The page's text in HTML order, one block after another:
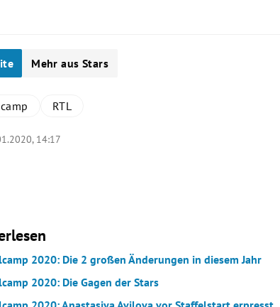
Mehr aus Stars
RTL
14:17
2020: Die 2 großen Änderungen in diesem Jahr
2020: Die Gagen der Stars